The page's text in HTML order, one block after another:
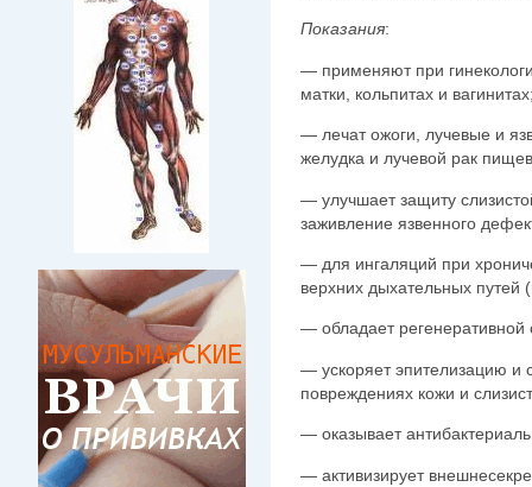
Показания:
— применяют при
матки, кольпитах и
— лечат ожоги, лучевые и
желудка и лучевой рак
— улучшает защиту
заживление язвенного
— для ингаляций при
верхних дыхательных путей
— обладает регенеративной
— ускоряет эпителизацию и
повреждениях кожи и
— оказывает
— активизирует